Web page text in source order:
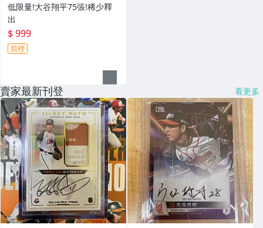
低限量!大谷翔平75張!稀少釋
出
$ 999
競標
賣家最新刊登 看更多